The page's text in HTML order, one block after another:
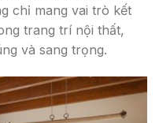
chỉ mang vai trò kết
trang trí nội thất,
và sang trọng.